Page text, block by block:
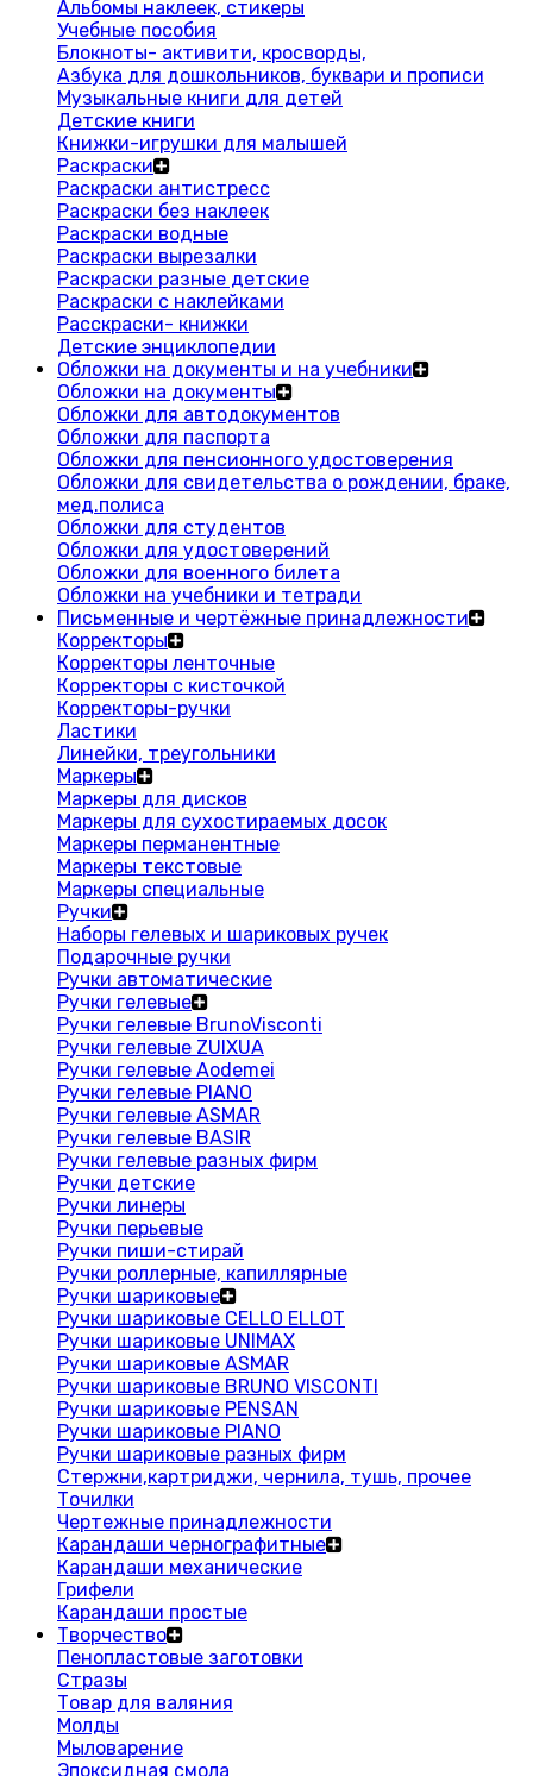
Альбомы наклеек, стикеры
Учебные пособия
Блокноты- активити, кросворды,
Азбука для дошкольников, буквари и прописи
Музыкальные книги для детей
Детские книги
Книжки-игрушки для малышей
Раскраски
Раскраски антистресс
Раскраски без наклеек
Раскраски водные
Раскраски вырезалки
Раскраски разные детские
Раскраски с наклейками
Расскраски- книжки
Детские энциклопедии
Обложки на документы и на учебники
Обложки на документы
Обложки для автодокументов
Обложки для паспорта
Обложки для пенсионного удостоверения
Обложки для свидетельства о рождении, браке,
мед.полиса
Обложки для студентов
Обложки для удостоверений
Обложки для военного билета
Обложки на учебники и тетради
Письменные и чертёжные принадлежности
Корректоры
Корректоры ленточные
Корректоры с кисточкой
Корректоры-ручки
Ластики
Линейки, треугольники
Маркеры
Маркеры для дисков
Маркеры для сухостираемых досок
Маркеры перманентные
Маркеры текстовые
Маркеры специальные
Ручки
Наборы гелевых и шариковых ручек
Подарочные ручки
Ручки автоматические
Ручки гелевые
Ручки гелевые BrunoVisconti
Ручки гелевые ZUIXUA
Ручки гелевые Aodemei
Ручки гелевые PIANO
Ручки гелевые ASMAR
Ручки гелевые BASIR
Ручки гелевые разных фирм
Ручки детские
Ручки линеры
Ручки перьевые
Ручки пиши-стирай
Ручки роллерные, капиллярные
Ручки шариковые
Ручки шариковые CELLO ELLOT
Ручки шариковые UNIMAX
Ручки шариковые ASMAR
Ручки шариковые BRUNO VISCONTI
Ручки шариковые PENSAN
Ручки шариковые PIANO
Ручки шариковые разных фирм
Стержни,картриджи, чернила, тушь, прочее
Точилки
Чертежные принадлежности
Карандаши чернографитные
Карандаши механические
Грифели
Карандаши простые
Творчество
Пенопластовые заготовки
Стразы
Товар для валяния
Молды
Мыловарение
Эпоксидная смола